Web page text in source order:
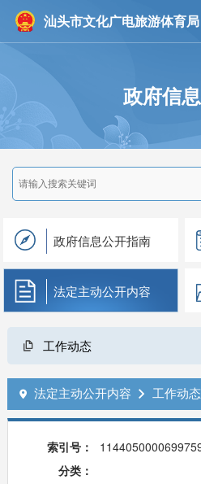
汕头市文化广电旅游体育局
政府信
政府信息公开指南
法定主动公开内容
工作动态
 法定主动公开内容  工作动态
索引号：
分类：